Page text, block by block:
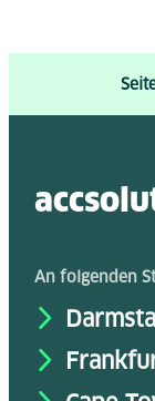
An folgenden